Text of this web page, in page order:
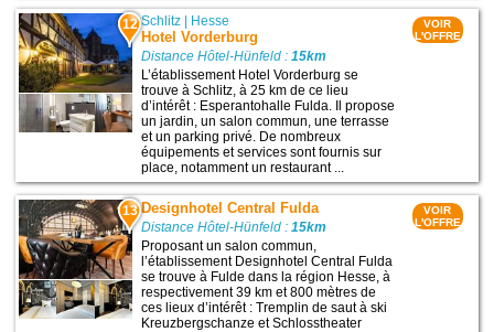
12 Schlitz | Hesse
Hotel Vorderburg
Distance Hôtel-Hünfeld :15km
L’établissement Hotel Vorderburg se
trouve à Schlitz, à 25 km de ce lieu
d’intérêt : Esperantohalle Fulda. Il propose
un jardin, un salon commun, une terrasse
et un parking privé. De nombreux
équipements et services sont fournis sur
place, notamment un restaurant ...
VOIR
L'OFFRE
13 Designhotel Central Fulda
Distance Hôtel-Hünfeld :15km
Proposant un salon commun,
l’établissement Designhotel Central Fulda
se trouve à Fulde dans la région Hesse, à
respectivement 39 km et 800 mètres de
ces lieux d’intérêt : Tremplin de saut à ski
Kreuzbergschanze et Schlosstheater
VOIR
L'OFFRE